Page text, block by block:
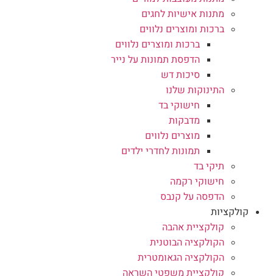
מתנות אישיות לחגים
ברכות ומוצרים נלווים
ברכות ומוצרים נלווים
הדפסת תמונות על נייר
סיכות דש
התינוקות שלנו
חישוקי בד
מדבקות
מוצרים נלווים
תמונות לחדרי ילדים
תיקי בד
חישוקי רקמה
הדפסה על קנבס
קולקציות
קולקציית אהבה
הקולקציה הבוטנית
הקולקציה הגאומטרית
קולקציית משפטי השראה